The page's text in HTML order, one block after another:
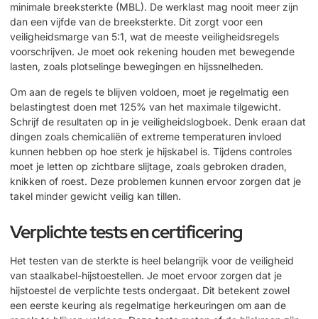
minimale breeksterkte (MBL). De werklast mag nooit meer zijn
dan een vijfde van de breeksterkte. Dit zorgt voor een
veiligheidsmarge van 5:1, wat de meeste veiligheidsregels
voorschrijven. Je moet ook rekening houden met bewegende
lasten, zoals plotselinge bewegingen en hijssnelheden.
Om aan de regels te blijven voldoen, moet je regelmatig een
belastingtest doen met 125% van het maximale tilgewicht.
Schrijf de resultaten op in je veiligheidslogboek. Denk eraan dat
dingen zoals chemicaliën of extreme temperaturen invloed
kunnen hebben op hoe sterk je hijskabel is. Tijdens controles
moet je letten op zichtbare slijtage, zoals gebroken draden,
knikken of roest. Deze problemen kunnen ervoor zorgen dat je
takel minder gewicht veilig kan tillen.
Verplichte tests en certificering
Het testen van de sterkte is heel belangrijk voor de veiligheid
van staalkabel-hijstoestellen. Je moet ervoor zorgen dat je
hijstoestel de verplichte tests ondergaat. Dit betekent zowel
een eerste keuring als regelmatige herkeuringen om aan de